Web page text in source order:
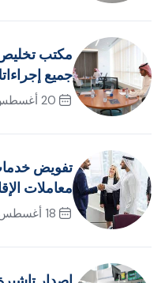
مكتب
جميع
20 أغسطس، 2025
تفويض
معاملات
18 أغسطس، 2025